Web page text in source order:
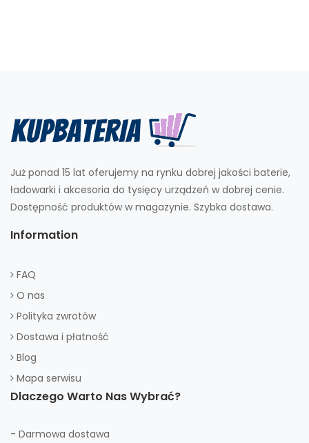
Już ponad 15 lat oferujemy na rynku dobrej jakości baterie,
ładowarki i akcesoria do tysięcy urządzeń w dobrej cenie.
Dostępność produktów w magazynie. Szybka dostawa.
Information
FAQ
O nas
Polityka zwrotów
Dostawa i płatność
Blog
Mapa serwisu
Dlaczego Warto Nas Wybrać?
- Darmowa dostawa